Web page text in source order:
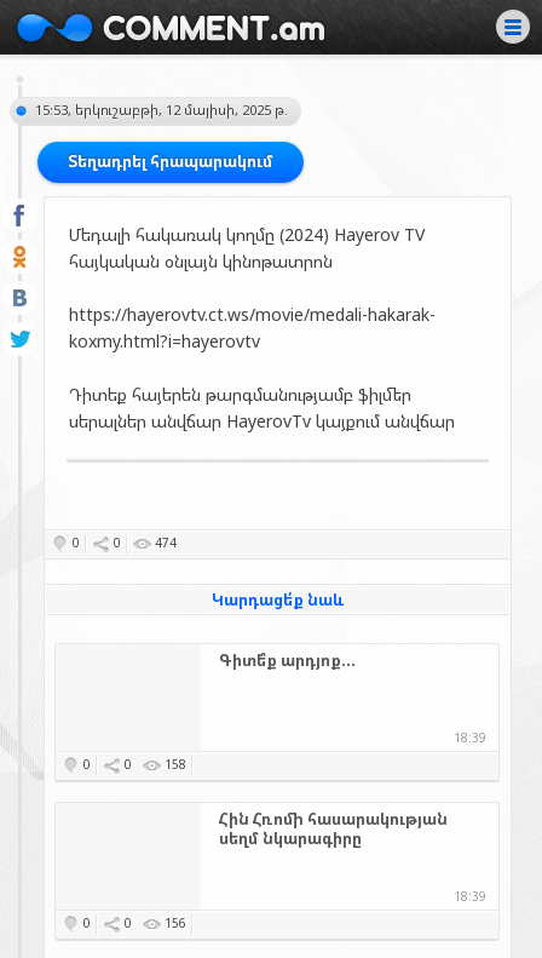
15:53, երկուշաբթի, 12 մայիսի, 2025 թ.
Տեղադրել հրապարակում
Մեդալի հակառակ կողմը (2024) Hayerov TV
հայկական օնլայն կինոթատրոն
https://hayerovtv.ct.ws/movie/medali-hakarak-
koxmy.html?i=hayerovtv
Դիտեք հայերեն թարգմանությամբ ֆիլմեր
սերալներ անվճար HayerovTv կայքում անվճար
0 0 474
Կարդացե՛ք նաև
Գիտե՞ք արդյոք...
18:39
0
0 158
Հին Հռոմի հասարակության
սեղմ նկարագիրը
18:39
0
0 156